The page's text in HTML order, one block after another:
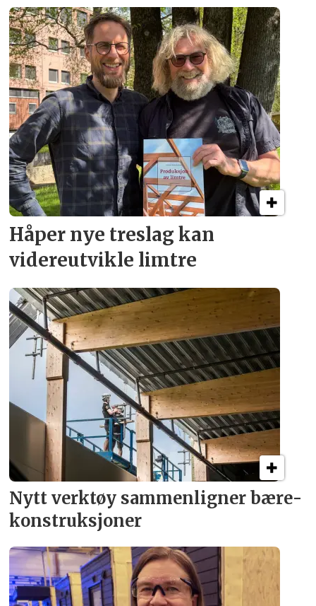
Håper nye treslag kan
videreutvikle limtre
Nytt verktøy sammenligner bære­
konstruksjoner